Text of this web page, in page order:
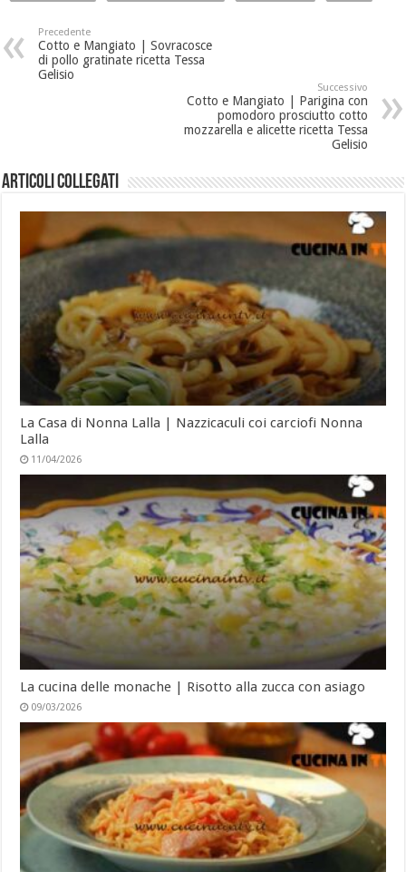
Precedente
Cotto e Mangiato | Sovracosce
di pollo gratinate ricetta Tessa
Gelisio
Successivo
Cotto e Mangiato | Parigina con
pomodoro prosciutto cotto
mozzarella e alicette ricetta Tessa
Gelisio
Articoli collegati
La Casa di Nonna Lalla | Nazzicaculi coi carciofi Nonna
Lalla
11/04/2026
La cucina delle monache | Risotto alla zucca con asiago
09/03/2026